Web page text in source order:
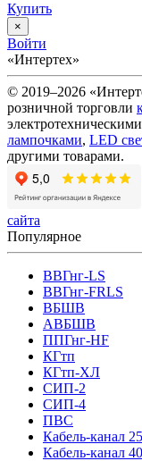
Купить
×
Войти
«Интертех»
© 2019–2026
розничной торговли
лампочками, LED
другими товарами.
сайта
Популярное
ВВГнг-LS
ВВГнг-FRLS
ВБШВ
АВБШВ
ППГнг-HF
КГтп
КГтп-ХЛ
СИП-2
СИП-4
ПВС
Кабель-канал
Кабель-канал